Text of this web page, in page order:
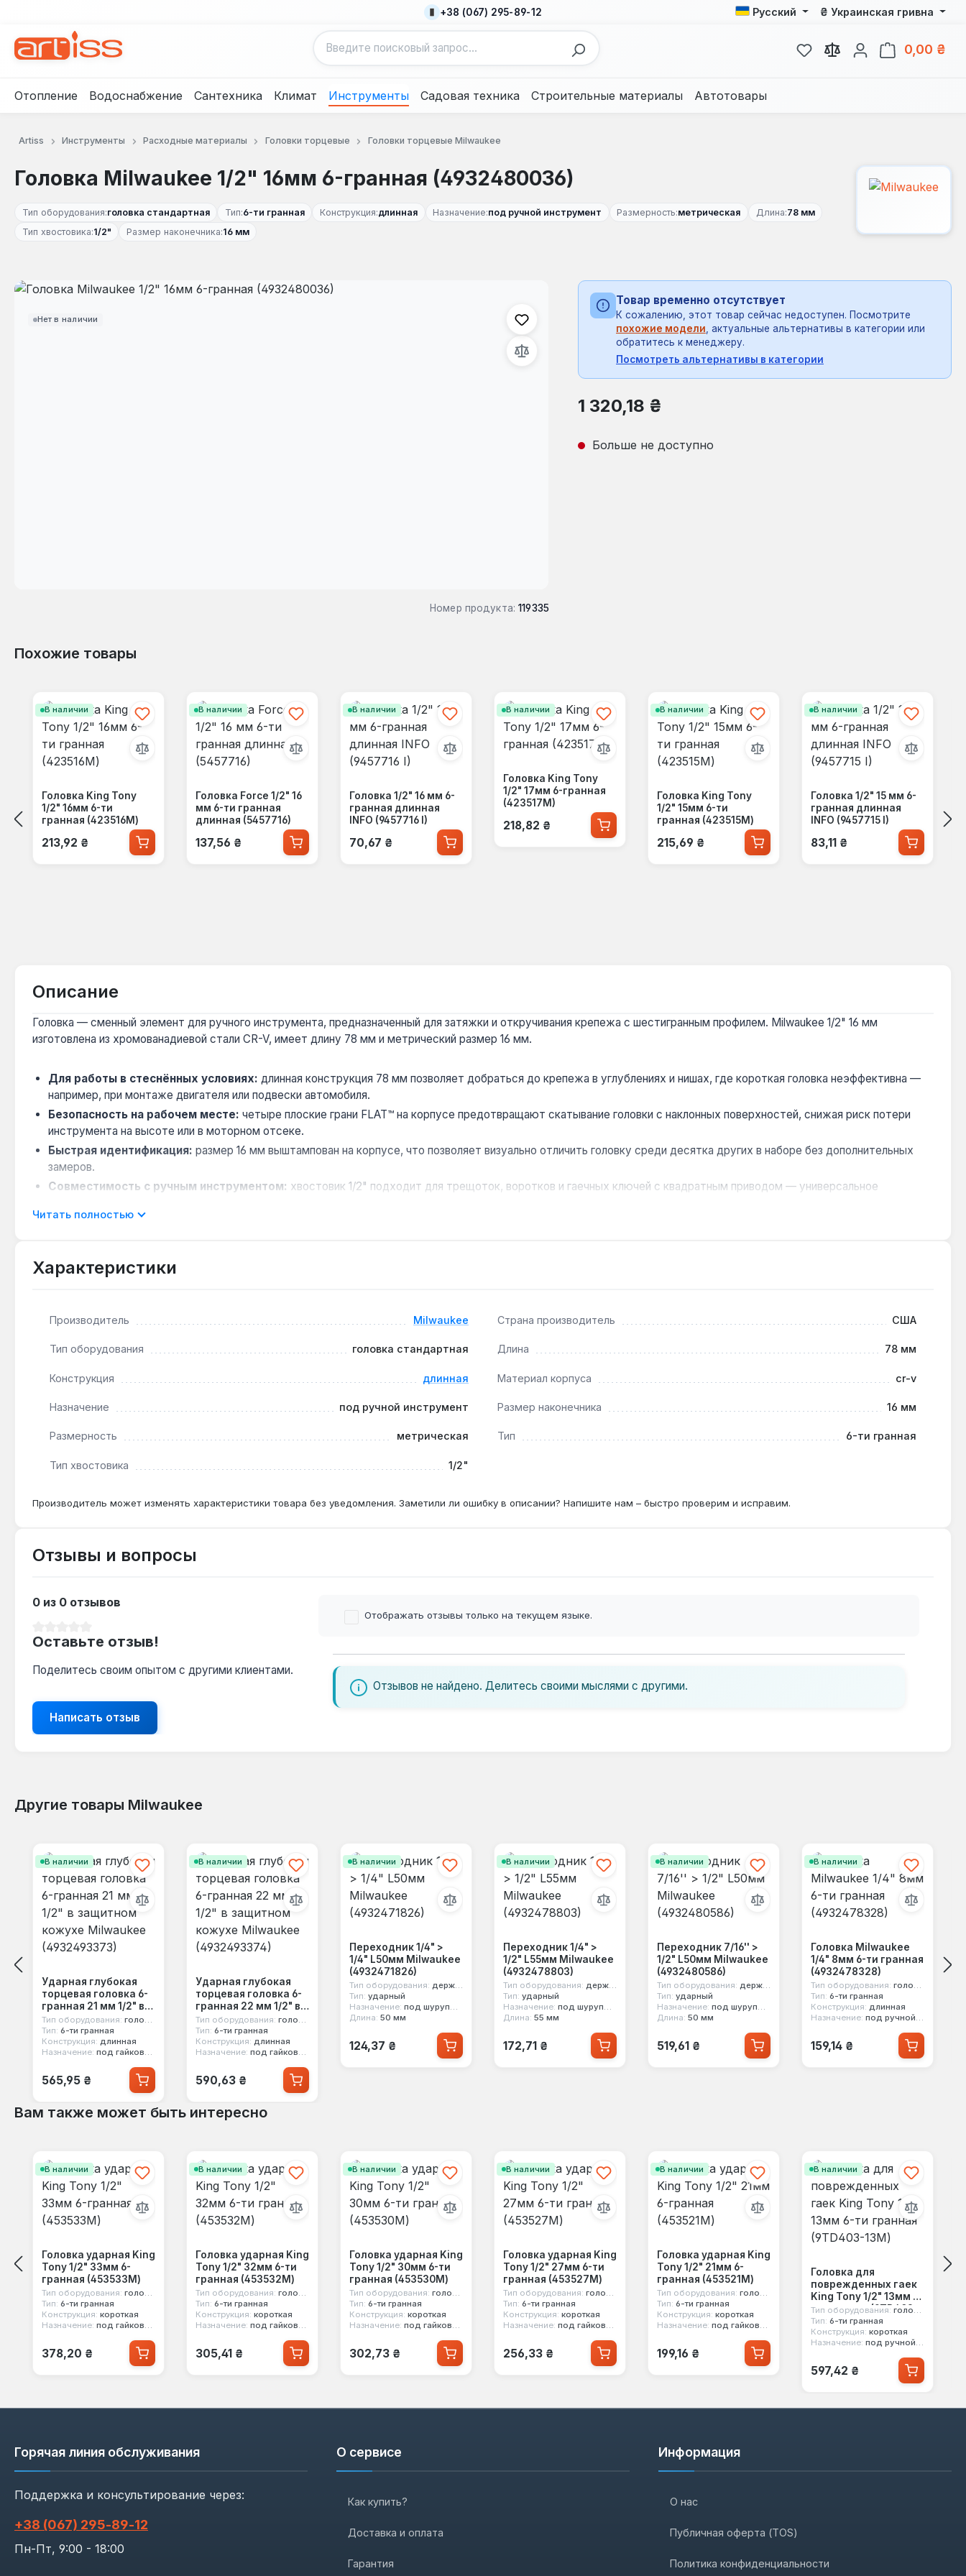
+38 (067) 295-89-12 Русский ₴ Украинская гривна
У вас есть товары из
0,00 ₴
Отопление Водоснабжение Сантехника Климат Инструменты Садовая техника Строительные материалы Автотовары
Artiss Инструменты Расходные материалы Головки торцевые Головки торцевые Milwaukee
Головка Milwaukee 1/2" 16мм 6-гранная (4932480036)
Тип оборудования:головка стандартная Тип:6-ти гранная Конструкция:длинная Назначение:под ручной инструмент Размерность:метрическая Длина:78 мм
Тип хвостовика:1/2" Размер наконечника:16 мм
Нет в наличии
Пропустить галерею изображений
Номер продукта: 119335
Товар временно отсутствует
К сожалению, этот товар сейчас недоступен. Посмотрите
похожие модели , актуальные альтернативы в категории или
обратитесь к менеджеру.
Посмотреть альтернативы в категории
Обычная цена:
1 320,18 ₴
Больше не доступно
Похожие товары
В наличии
Головка King Tony
1/2" 16мм 6-ти
гранная (423516M)
Обычная цена:
213,92 ₴
В наличии
Головка Force 1/2" 16
мм 6-ти гранная
длинная (5457716)
Обычная цена:
137,56 ₴
В наличии
Головка 1/2" 16 мм 6-
гранная длинная
INFO (9457716 I)
Обычная цена:
70,67 ₴
В наличии
Головка King Tony
1/2" 17мм 6-гранная
(423517M)
Обычная цена:
218,82 ₴
В наличии
Головка King Tony
1/2" 15мм 6-ти
гранная (423515M)
Обычная цена:
215,69 ₴
В наличии
Головка 1/2" 15 мм 6-
гранная длинная
INFO (9457715 I)
Обычная цена:
83,11 ₴
Описание
Головка — сменный элемент для ручного инструмента, предназначенный для затяжки и откручивания крепежа с шестигранным профилем. Milwaukee 1/2" 16 мм
изготовлена из хромованадиевой стали CR-V, имеет длину 78 мм и метрический размер 16 мм.
Для работы в стеснённых условиях: длинная конструкция 78 мм позволяет добраться до крепежа в углублениях и нишах, где короткая головка неэффективна —
например, при монтаже двигателя или подвески автомобиля.
Безопасность на рабочем месте: четыре плоские грани FLAT™ на корпусе предотвращают скатывание головки с наклонных поверхностей, снижая риск потери
инструмента на высоте или в моторном отсеке.
Быстрая идентификация: размер 16 мм выштампован на корпусе, что позволяет визуально отличить головку среди десятка других в наборе без дополнительных
замеров.
Совместимость с ручным инструментом: хвостовик 1/2" подходит для трещоток, воротков и гаечных ключей с квадратным приводом — универсальное
Производство США:
Головка Milwaukee 1/2" 16 мм подходит для монтажных и ремонтных работ в автомобилестроении, металлообработке и строительстве, где требуется точная затяжка
крепежа с шестигранным профилем. Гарантия 1 год, доставка по Украине.
Подходит ли для работы с ударным гайковертом?
Нет — головка предназначена только для ручного инструмента (трещотки, воротки), использование с ударным инструментом может привести к повреждению
Какой крепёж подходит для размера 16 мм?
Метрический крепёж с шестигранной головкой на 16 мм — например, болты и гайки M10 или M12 в подвеске автомобиля или металлоконструкциях.
Читать полностью
Характеристики
Производитель Milwaukee Страна производитель США
Тип оборудования головка стандартная Длина 78 мм
Конструкция длинная Материал корпуса cr-v
Назначение под ручной инструмент Размер наконечника 16 мм
Размерность метрическая Тип 6-ти гранная
Тип хвостовика 1/2"
Производитель может изменять характеристики товара без уведомления. Заметили ли ошибку в описании? Напишите нам – быстро проверим и исправим.
Отзывы и вопросы
0 из 0 отзывов
Оставьте отзыв!
Поделитесь своим опытом с другими клиентами.
Написать отзыв
Отображать отзывы только на текущем языке.
Отзывов не найдено. Делитесь своими мыслями с другими.
Другие товары Milwaukee
В наличии
Ударная глубокая
торцевая головка 6-
гранная 21 мм 1/2" в
защитном кожухе
Milwaukee
(4932493373)
Тип оборудования: головка ударная
Тип: 6-ти гранная
Конструкция: длинная
Назначение: под гайковерт, под легкосплавные диски
Обычная цена:
565,95 ₴
В наличии
Ударная глубокая
торцевая головка 6-
гранная 22 мм 1/2" в
защитном кожухе
Milwaukee
(4932493374)
Тип оборудования: головка ударная
Тип: 6-ти гранная
Конструкция: длинная
Назначение: под гайковерт, под легкосплавные диски
Обычная цена:
590,63 ₴
В наличии
Переходник 1/4" >
1/4" L50мм Milwaukee
(4932471826)
Тип оборудования: держатель насадок
Тип: ударный
Назначение: под шуруповерт
Длина: 50 мм
Обычная цена:
124,37 ₴
В наличии
Переходник 1/4" >
1/2" L55мм Milwaukee
(4932478803)
Тип оборудования: держатель насадок
Тип: ударный
Назначение: под шуруповерт
Длина: 55 мм
Обычная цена:
172,71 ₴
В наличии
Переходник 7/16'' >
1/2" L50мм Milwaukee
(4932480586)
Тип оборудования: держатель насадок
Тип: ударный
Назначение: под шуруповерт
Длина: 50 мм
Обычная цена:
519,61 ₴
В наличии
Головка Milwaukee
1/4" 8мм 6-ти гранная
(4932478328)
Тип оборудования: головка стандартная
Тип: 6-ти гранная
Конструкция: длинная
Назначение: под ручной инструмент
Обычная цена:
159,14 ₴
Вам также может быть интересно
В наличии
Головка ударная King
Tony 1/2" 33мм 6-
гранная (453533M)
Тип оборудования: головка ударная
Тип: 6-ти гранная
Конструкция: короткая
Назначение: под гайковерт
Обычная цена:
378,20 ₴
В наличии
Головка ударная King
Tony 1/2" 32мм 6-ти
гранная (453532M)
Тип оборудования: головка ударная
Тип: 6-ти гранная
Конструкция: короткая
Назначение: под гайковерт
Обычная цена:
305,41 ₴
В наличии
Головка ударная King
Tony 1/2" 30мм 6-ти
гранная (453530M)
Тип оборудования: головка ударная
Тип: 6-ти гранная
Конструкция: короткая
Назначение: под гайковерт
Обычная цена:
302,73 ₴
В наличии
Головка ударная King
Tony 1/2" 27мм 6-ти
гранная (453527M)
Тип оборудования: головка ударная
Тип: 6-ти гранная
Конструкция: короткая
Назначение: под гайковерт
Обычная цена:
256,33 ₴
В наличии
Головка ударная King
Tony 1/2" 21мм 6-
гранная (453521M)
Тип оборудования: головка ударная
Тип: 6-ти гранная
Конструкция: короткая
Назначение: под гайковерт
Обычная цена:
199,16 ₴
В наличии
Головка для
поврежденных гаек
King Tony 1/2" 13мм 6-
ти гранная (9TD403-
13M)
Тип оборудования: головка для поврежденных гаек
Тип: 6-ти гранная
Конструкция: короткая
Назначение: под ручной инструмент
Обычная цена:
597,42 ₴
Горячая линия обслуживания
Поддержка и консультирование через:
+38 (067) 295‑89‑12
Пн-Пт, 9:00 - 18:00
О сервисе
Как купить?
Доставка и оплата
Гарантия
Информация
О нас
Публичная оферта (TOS)
Политика конфиденциальности